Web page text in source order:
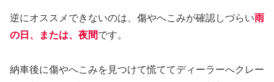
逆にオススメできないのは、傷やへこみが確認しづらい雨
の日、または、夜間です。
納車後に傷やへこみを見つけて慌ててディーラーへクレー